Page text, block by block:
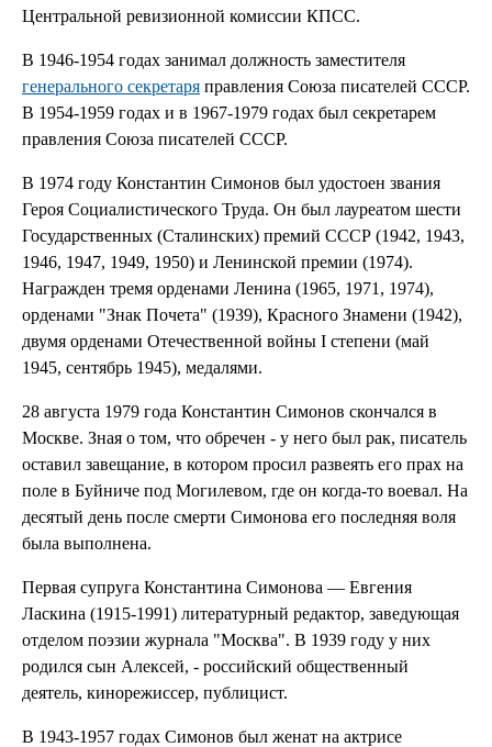
Центральной ревизионной комиссии КПСС.
В 1946-1954 годах занимал должность заместителя
генерального секретаря правления Союза писателей СССР.
В 1954-1959 годах и в 1967-1979 годах был секретарем
правления Союза писателей СССР.
В 1974 году Константин Симонов был удостоен звания
Героя Социалистического Труда. Он был лауреатом шести
Государственных (Сталинских) премий СССР (1942, 1943,
1946, 1947, 1949, 1950) и Ленинской премии (1974).
Награжден тремя орденами Ленина (1965, 1971, 1974),
орденами "Знак Почета" (1939), Красного Знамени (1942),
двумя орденами Отечественной войны I степени (май
1945, сентябрь 1945), медалями.
28 августа 1979 года Константин Симонов скончался в
Москве. Зная о том, что обречен - у него был рак, писатель
оставил завещание, в котором просил развеять его прах на
поле в Буйниче под Могилевом, где он когда-то воевал. На
десятый день после смерти Симонова его последняя воля
была выполнена.
Первая супруга Константина Симонова — Евгения
Ласкина (1915-1991) литературный редактор, заведующая
отделом поэзии журнала "Москва". В 1939 году у них
родился сын Алексей, - российский общественный
деятель, кинорежиссер, публицист.
В 1943-1957 годах Симонов был женат на актрисе